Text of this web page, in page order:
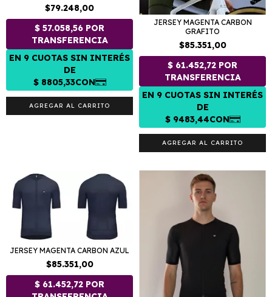
$79.248,00
AGREGAR AL CARRITO
JERSEY MAGENTA CARBON
GRAFITO
$85.351,00
AGREGAR AL CARRITO
JERSEY MAGENTA CARBON AZUL
$85.351,00